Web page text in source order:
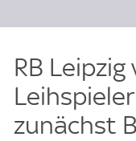
RB
zunächst